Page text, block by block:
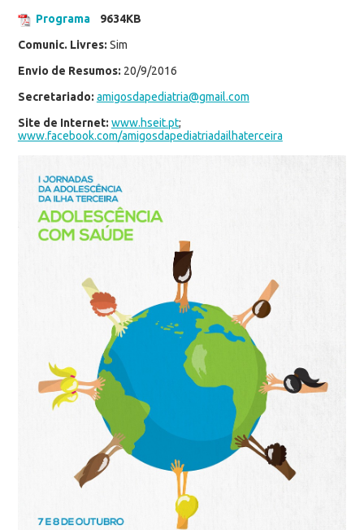
Programa
9634KB
Comunic. Livres: Sim
Envio de Resumos: 20/9/2016
Secretariado: amigosdapediatria@gmail.com
Site de Internet: www.hseit.pt;
www.facebook.com/amigosdapediatriadailhaterceira